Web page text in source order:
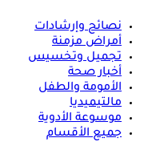
نصائح وإرشادات
أمراض مزمنة
تجميل وتخسيس
أخبار صحة
الأمومة والطفل
مالتيميديا
موسوعة الأدوية
جميع الأقسام